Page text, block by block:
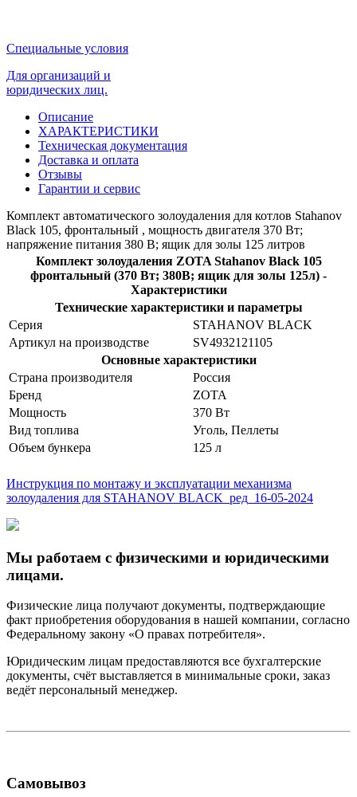
Описание
ХАРАКТЕРИСТИКИ
Техническая документация
Доставка и оплата
Отзывы
Гарантии и сервис
Комплект автоматического золоудаления для котлов Stahanov
Black 105, фронтальный , мощность двигателя 370 Вт;
напряжение питания 380 В; ящик для золы 125 литров
Комплект золоудаления ZOTA Stahanov Black 105
фронтальный (370 Вт; 380В; ящик для золы 125л) -
Характеристики
Технические характеристики и параметры
Серия
STAHANOV BLACK
Артикул на производстве
SV4932121105
Основные характеристики
Страна производителя
Россия
Бренд
ZOTA
Мощность
370 Вт
Вид топлива
Уголь, Пеллеты
Объем бункера
125 л
Инструкция по монтажу и эксплуатации механизма
золоудаления для STAHANOV BLACK_ред_16-05-2024
Мы работаем с физическими и юридическими
лицами.
Физические лица получают документы, подтверждающие
факт приобретения оборудования в нашей компании, согласно
Федеральному закону «О правах потребителя».
Юридическим лицам предоставляются все бухгалтерские
документы, счёт выставляется в минимальные сроки, заказ
ведёт персональный менеджер.
Самовывоз